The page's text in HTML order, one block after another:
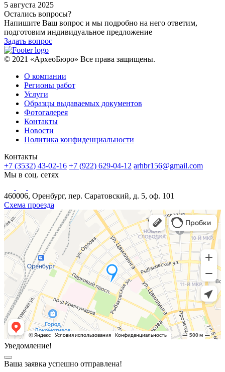
5 августа 2025
Остались вопросы?
Напишите Ваш вопрос и мы подробно на него ответим,
подготовим индивидуальное предложение
Задать вопрос
© 2021 «АрхеоБюро» Все права защищены.
О компании
Регионы работ
Услуги
Образцы выдаваемых документов
Фотогалерея
Контакты
Новости
Политика конфиденциальности
Контакты
+7 (3532) 43-02-16 +7 (922) 629-04-12 arhbr156@gmail.com
Мы в соц. сетях
460006, Оренбург, пер. Саратовский, д. 5, оф. 101
Схема проезда
Уведомление!
Ваша заявка успешно отправлена!